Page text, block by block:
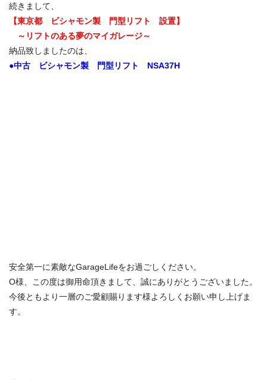
続きまして、
【東京都 ビシャモン製 門型 リフト 設置】
～リフトのある夢のマイガレージ～
納品致しましたのは、
●中古 ビシャモン製 門型リフト NSA37H
安全第一に素敵なGarageLifeをお過ごしください。
O様、この度は御用命頂きまして、誠にありがとうございました。
今後ともより一層のご愛顧賜ります様よろしくお願い申し上げま
す。